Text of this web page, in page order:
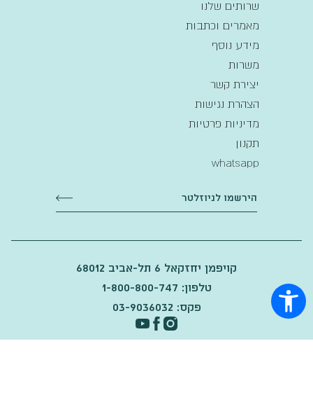
שרותים שלנו
מאמרים וכתבות
מידע נוסף
משרות
יצירת קשר
הצהרת נגישות
מדיניות פרטיות
תקנון
whatsapp
קויפמן יחזקאל 6 תל-אביב 68012
טלפון: 1-800-800-747
פקס: 03-9036032